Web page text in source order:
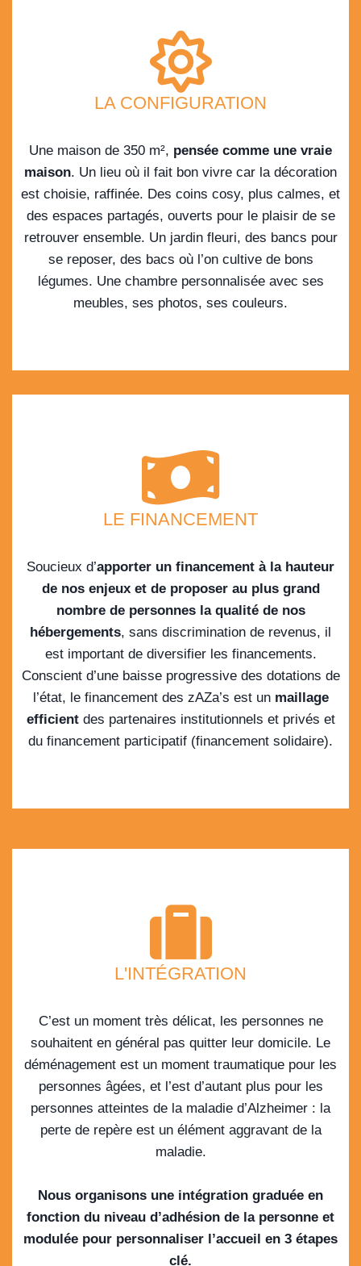
LA CONFIGURATION
Une maison de 350 m², pensée comme une vraie
maison. Un lieu où il fait bon vivre car la décoration
est choisie, raffinée. Des coins cosy, plus calmes, et
des espaces partagés, ouverts pour le plaisir de se
retrouver ensemble. Un jardin fleuri, des bancs pour
se reposer, des bacs où l’on cultive de bons
légumes. Une chambre personnalisée avec ses
meubles, ses photos, ses couleurs.
LE FINANCEMENT
Soucieux d’apporter un financement à la hauteur
de nos enjeux et de proposer au plus grand
nombre de personnes la qualité de nos
hébergements, sans discrimination de revenus, il
est important de diversifier les financements.
Conscient d’une baisse progressive des dotations de
l’état, le financement des zAZa’s est un maillage
efficientdes partenaires institutionnels et privés et
du financement participatif (financement solidaire).
L'INTÉGRATION
C’est un moment très délicat, les personnes ne
souhaitent en général pas quitter leur domicile. Le
déménagement est un moment traumatique pour les
personnes âgées, et l’est d’autant plus pour les
personnes atteintes de la maladie d’Alzheimer : la
perte de repère est un élément aggravant de la
maladie.
Nous organisons une intégration graduée en
fonction du niveau d’adhésion de la personne et
modulée pour personnaliser l’accueil en 3 étapes
clé.